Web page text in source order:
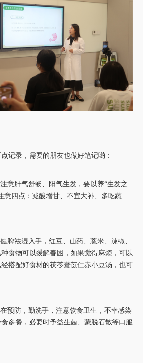
记录，需要的朋友也做好笔记哟：
意肝气舒畅、阳气生发，要以养“生发之
意四点：减酸增甘、不宜大补、多吃蔬
脾祛湿入手，红豆、山药、薏米、辣椒、
食物可以缓解春困，如果觉得麻烦，可以
搭配好食材的茯苓薏苡仁赤小豆汤，也可
预防，勤洗手，注意饮食卫生，不幸感染
多餐，必要时予益生菌、蒙脱石散等口服